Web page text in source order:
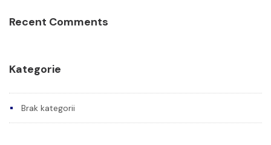
Recent Comments
Kategorie
Brak kategorii